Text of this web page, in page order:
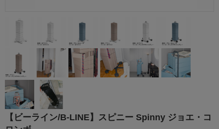
【ビーライン/B-LINE】スピニー Spinny ジョエ・コ